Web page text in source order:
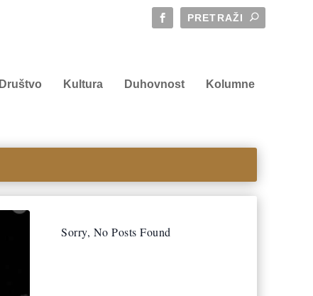
Društvo Kultura Duhovnost Kolumne
Sorry, No Posts Found